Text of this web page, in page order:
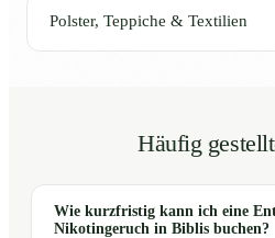
Polster, Teppiche & Textilien
Häufig
Wie kurzfristig kann ich eine
Nikotingeruch in Biblis buchen?